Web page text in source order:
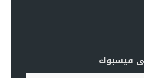
فيسبوك